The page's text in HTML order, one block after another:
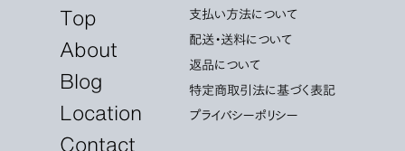
Top
About
Blog
Location
Contact
支払い方法について
配送・送料について
返品について
特定商取引法に基づく表記
プライバシーポリシー